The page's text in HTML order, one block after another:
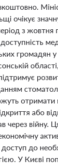
очікує
з жовтня
громадян у
отримати
або
війну. Ця
доступ до
У Києві